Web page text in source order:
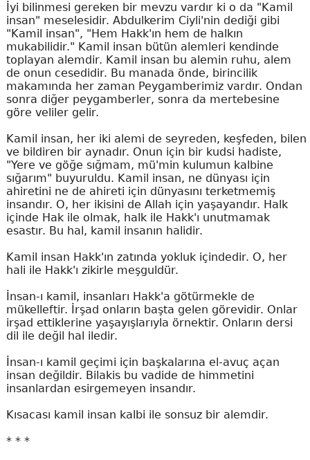
İyi bilinmesi gereken bir mevzu vardır ki o da "Kamil
insan" meselesidir. Abdulkerim Ciyli'nin dediği gibi
"Kamil insan", "Hem Hakk'ın hem de halkın
mukabilidir." Kamil insan bütün alemleri kendinde
toplayan alemdir. Kamil insan bu alemin ruhu, alem
de onun cesedidir. Bu manada önde, birincilik
makamında her zaman Peygamberimiz vardır. Ondan
sonra diğer peygamberler, sonra da mertebesine
göre veliler gelir.
Kamil insan, her iki alemi de seyreden, keşfeden, bilen
ve bildiren bir aynadır. Onun için bir kudsi hadiste,
"Yere ve göğe sığmam, mü'min kulumun kalbine
sığarım" buyuruldu. Kamil insan, ne dünyası için
ahiretini ne de ahireti için dünyasını terketmemiş
insandır. O, her ikisini de Allah için yaşayandır. Halk
içinde Hak ile olmak, halk ile Hakk'ı unutmamak
esastır. Bu hal, kamil insanın halidir.
Kamil insan Hakk'ın zatında yokluk içindedir. O, her
hali ile Hakk'ı zikirle meşguldür.
İnsan-ı kamil, insanları Hakk'a götürmekle de
mükelleftir. İrşad onların başta gelen görevidir. Onlar
irşad ettiklerine yaşayışlarıyla örnektir. Onların dersi
dil ile değil hal iledir.
İnsan-ı kamil geçimi için başkalarına el-avuç açan
insan değildir. Bilakis bu vadide de himmetini
insanlardan esirgemeyen insandır.
Kısacası kamil insan kalbi ile sonsuz bir alemdir.
* * *